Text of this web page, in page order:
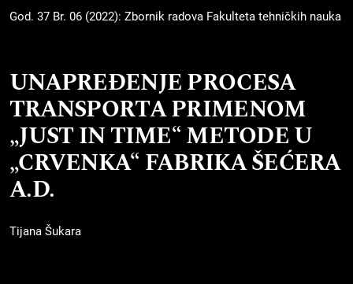
God. 37 Br. 06 (2022): Zbornik radova Fakulteta tehničkih nauka
UNAPREĐENJE PROCESA
TRANSPORTA PRIMENOM
„JUST IN TIME“ METODE U
„CRVENKA“ FABRIKA ŠEĆERA
A.D.
Tijana Šukara